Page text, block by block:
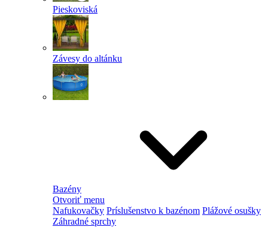
Pieskoviská
Závesy do altánku
Bazény
Otvoriť menu
Nafukovačky Príslušenstvo k bazénom Plážové osušky
Záhradné sprchy